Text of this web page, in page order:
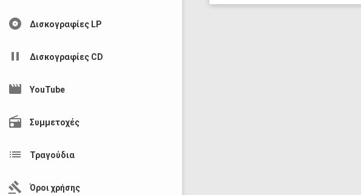
album Δισκογραφίες LP
pause Δισκογραφίες CD
movie YouTube
radio Συμμετοχές
list Τραγούδια
gavel Όροι χρήσης